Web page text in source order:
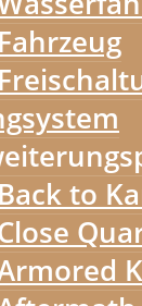
Fahrzeug
Back to